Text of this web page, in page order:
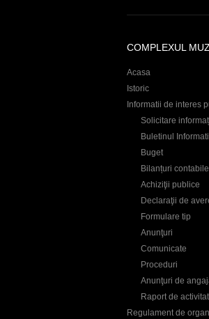
COMPLEXUL
Acasa
Istoric
Informatii de interes
Solicitare
Buletinul
Buget
Bilanțuri contabile
Achiziţii publice
Declaraţii de
Formulare tip
Anunţuri
Comunicate
Proceduri
Anunţuri de
Raport de
Regulament de